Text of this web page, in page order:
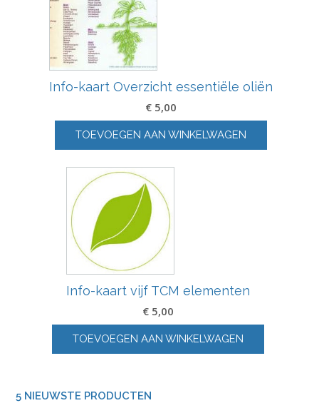
Info-kaart Overzicht essentiële oliën
€ 5,00
TOEVOEGEN AAN WINKELWAGEN
Info-kaart vijf TCM elementen
€5,00
TOEVOEGEN AAN WINKELWAGEN
5 NIEUWSTE PRODUCTEN